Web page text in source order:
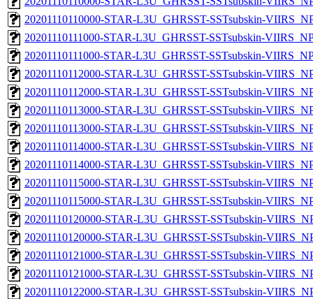
20201110110000-STAR-L3U_GHRSST-SSTsubskin-
20201110111000-STAR-L3U_GHRSST-SSTsubskin-
20201110111000-STAR-L3U_GHRSST-SSTsubskin-
20201110112000-STAR-L3U_GHRSST-SSTsubskin-
20201110112000-STAR-L3U_GHRSST-SSTsubskin-
20201110113000-STAR-L3U_GHRSST-SSTsubskin-
20201110113000-STAR-L3U_GHRSST-SSTsubskin-
20201110114000-STAR-L3U_GHRSST-SSTsubskin-
20201110114000-STAR-L3U_GHRSST-SSTsubskin-
20201110115000-STAR-L3U_GHRSST-SSTsubskin-
20201110115000-STAR-L3U_GHRSST-SSTsubskin-
20201110120000-STAR-L3U_GHRSST-SSTsubskin-
20201110120000-STAR-L3U_GHRSST-SSTsubskin-
20201110121000-STAR-L3U_GHRSST-SSTsubskin-
20201110121000-STAR-L3U_GHRSST-SSTsubskin-
20201110122000-STAR-L3U_GHRSST-SSTsubskin-